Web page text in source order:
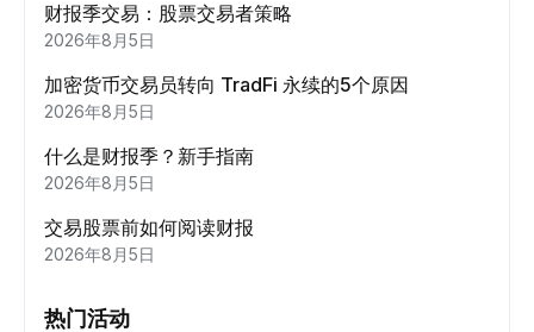
财报季交易：股票交易者策略
2026年8月5日
加密货币交易员转向 TradFi 永续的5个原因
2026年8月5日
什么是财报季？新手指南
2026年8月5日
交易股票前如何阅读财报
2026年8月5日
热门活动